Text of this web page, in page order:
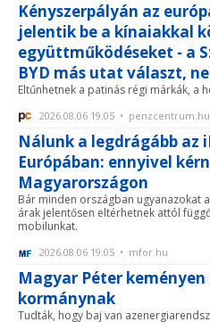
Kényszerpályán az
jelentik be a kínaiakkal
együttműködéseket - a
BYD más utat választ,
Eltűnhetnek a patinás régi márkák, a
2026.08.06 19:05 • penzcentrum.hu
Nálunk a legdrágább az
Európában: ennyivel
Magyarországon
Bár minden országban ugyanazokat
árak jelentősen eltérhetnek attól
mobilunkat.
2026.08.06 19:05 • mfor.hu
Magyar Péter
kormánynak
Tudták, hogy baj van